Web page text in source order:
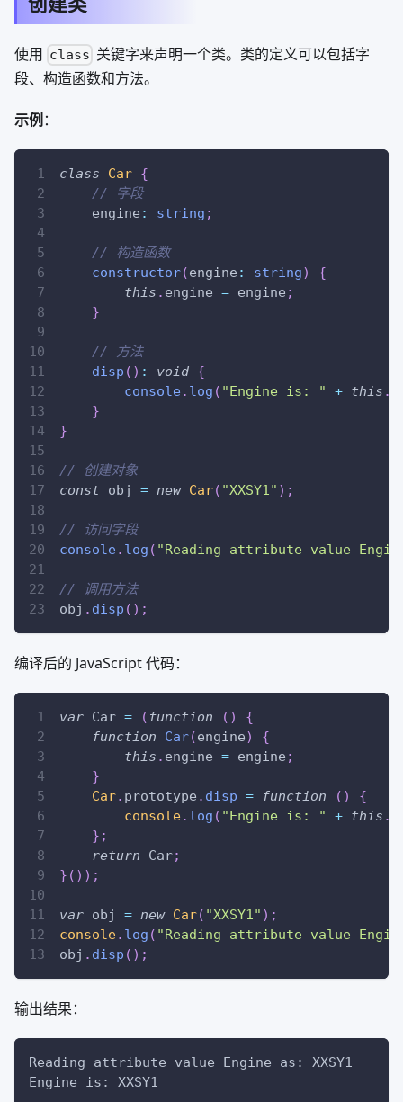
使用 class 关键字来声明一个类。类的定义可以包括字
段、构造函数和方法。
示例 ：
class Car {
// 字段
    engine
: string ;
// 构造函数
constructor(engine : string)
{
this . engine = engine ;
}
// 方法
disp ( ) : void {
console. log ( "Engine is: " + this .
}
}
// 创建对象
const obj = new Car( "XXSY1" ) ;
// 访问字段
console. log ( "Reading attribute value
// 调用方法
obj . disp ( ) ;
编译后的 JavaScript 代码：
var Car = ( function ( )
{
function
Car(engine)
{
this . engine = engine ;
}
Car. prototype . disp = function ( )
{
console. log ( "Engine is: " + this .
} ;
return
Car;
} ( ) ) ;
var obj = new Car( "XXSY1" ) ;
console. log ( "Reading attribute value
obj . disp ( ) ;
输出结果：
Reading attribute value Engine as: XXSY1
Engine is: XXSY1